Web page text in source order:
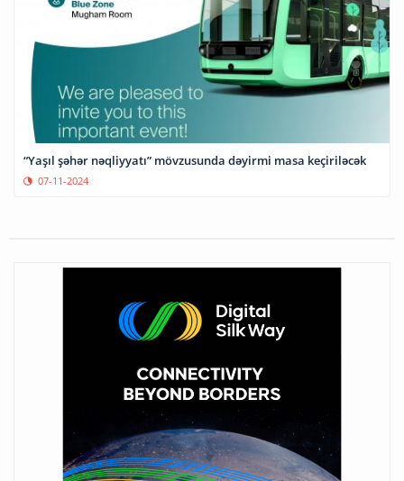
“Yaşıl şəhər nəqliyyatı” mövzusunda dəyirmi masa keçiriləcək
07-11-2024